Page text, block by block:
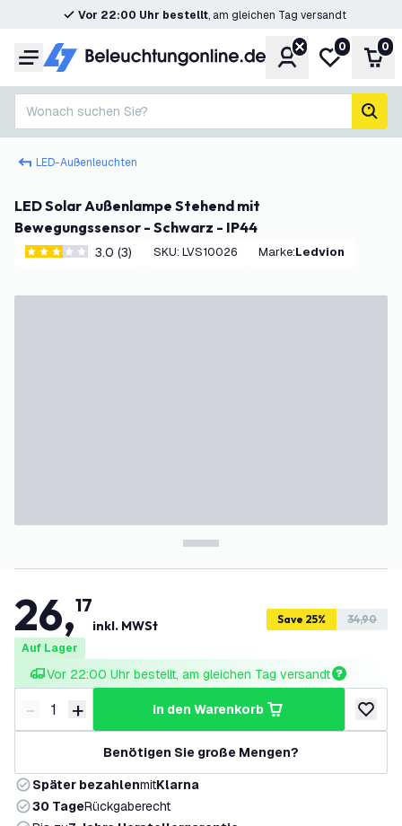
Vor 22:00 Uhr bestellt, am gleichen Tag versandt
Menü KontoMeine
0 0
Wonach suchen Sie?
LED-Außenleuchten
LED Solar Außenlampe Stehend mit
Bewegungssensor - Schwarz - IP44
3 Bewertungssterne
3.0 (3) SKU: LVS10026 Marke: Ledvion
26,17
inkl. MWSt Save 25% 34,90
Auf Lager
Vor 22:00 Uhr bestellt, am gleichen Tag versandt
Menge verringern
- Menge erhöhen
+ in den Warenkorb
zur
Benötigen Sie große Mengen?
Später bezahlenmitKlarna
30 TageRückgaberecht